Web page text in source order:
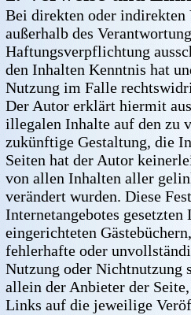
Bei direkten oder
außerhalb des
Haftungsverpflichtung
den Inhalten Kenntnis hat
Nutzung im Falle
Der Autor erklärt hiermit
illegalen Inhalte auf den zu
zukünftige Gestaltung, die
Seiten hat der Autor
von allen Inhalten aller
verändert wurden. Diese
Internetangebotes
eingerichteten
fehlerhafte oder
Nutzung oder Nichtnutzung
allein der Anbieter der
Links auf die jeweilige